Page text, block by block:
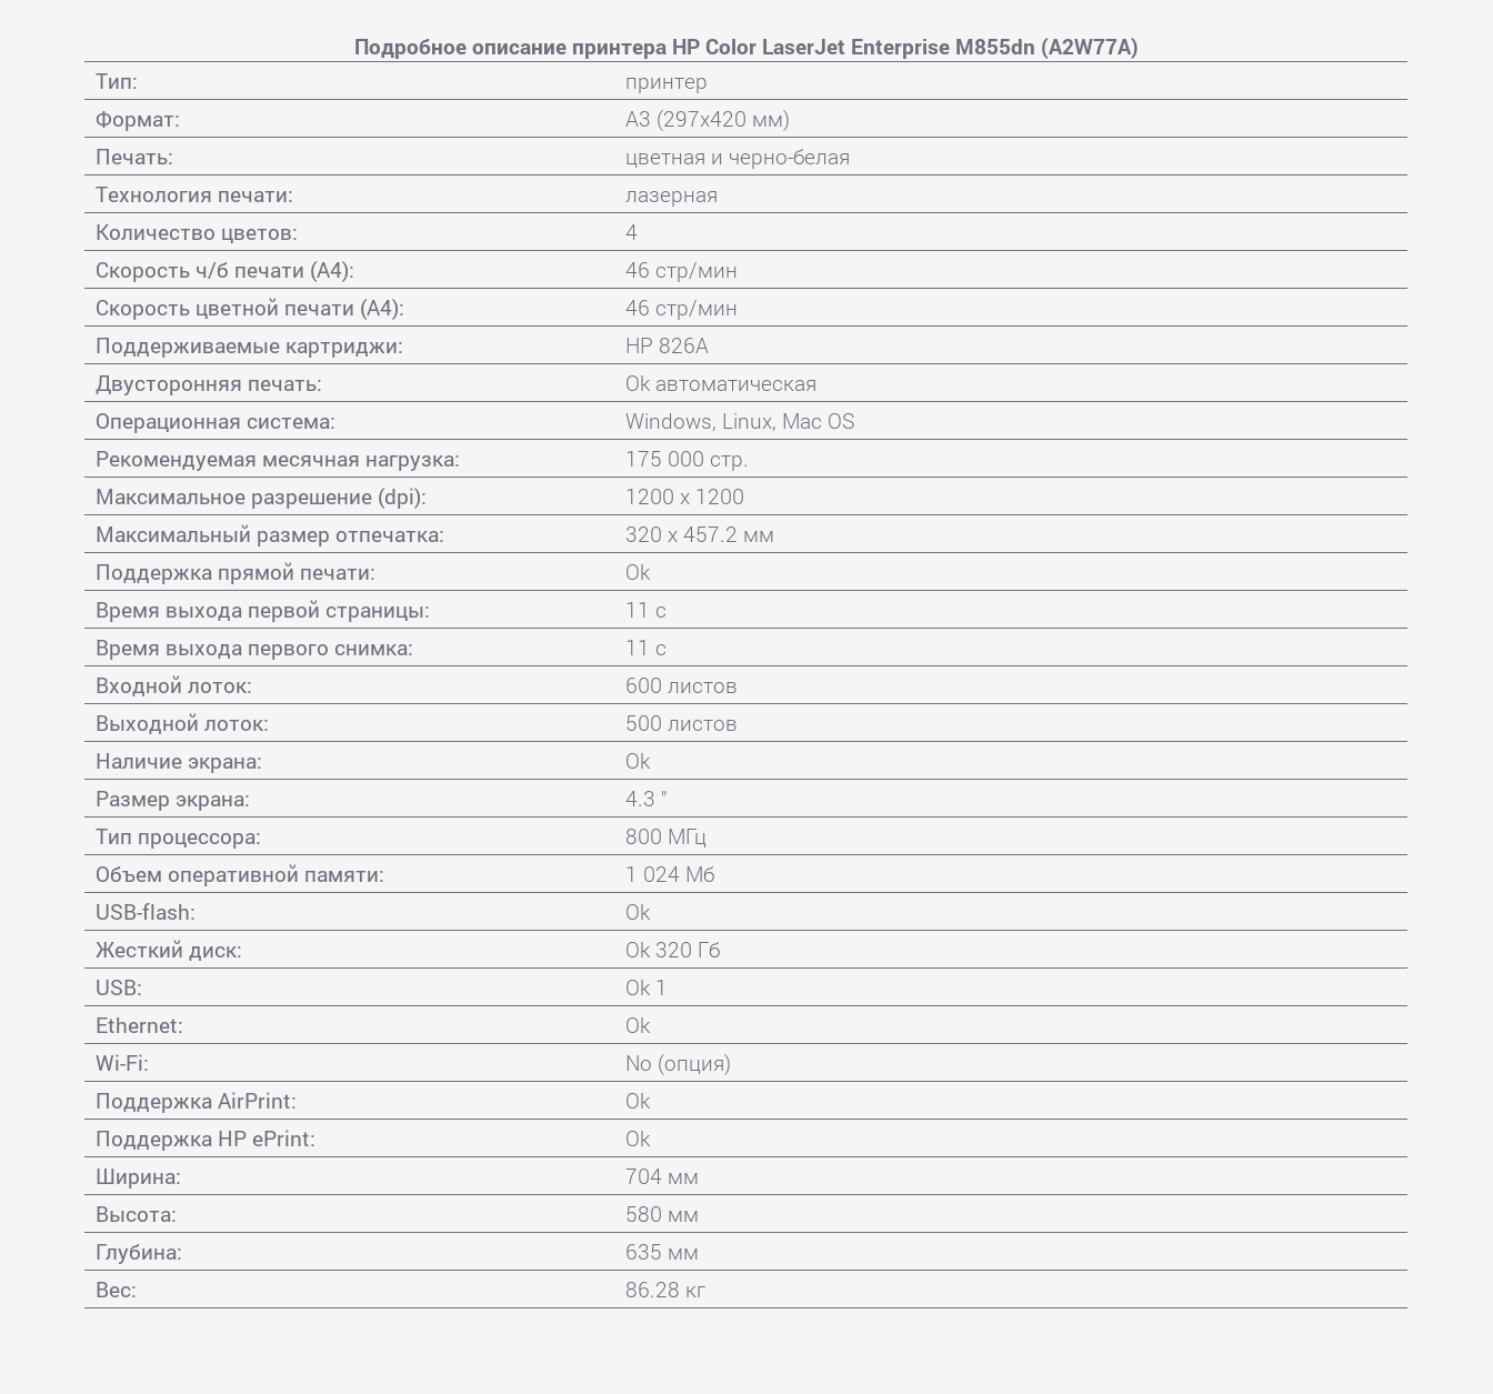
Подробное описание принтера HP Color LaserJet Enterprise M855dn (A2W77A)
Тип:
принтер
Формат:
A3 (297x420 мм)
Печать:
цветная и черно-белая
Технология печати:
лазерная
Количество цветов:
4
Скорость ч/б печати (А4):
46 стр/мин
Скорость цветной печати (А4):
46 стр/мин
Поддерживаемые картриджи:
HP 826A
Двусторонняя печать:
Ok автоматическая
Операционная система:
Windows, Linux, Mac OS
Рекомендуемая месячная нагрузка:
175 000 стр.
Максимальное разрешение (dpi):
1200 x 1200
Максимальный размер отпечатка:
320 x 457.2 мм
Поддержка прямой печати:
Ok
Время выхода первой страницы:
11 с
Время выхода первого снимка:
11 с
Входной лоток:
600 листов
Выходной лоток:
500 листов
Наличие экрана:
Ok
Размер экрана:
4.3 "
Тип процессора:
800 МГц
Объем оперативной памяти:
1 024 Мб
USB-flash:
Ok
Жесткий диск:
Ok 320 Гб
USB:
Ok 1
Ethernet:
Ok
Wi-Fi:
No (опция)
Поддержка AirPrint:
Ok
Поддержка HP ePrint:
Ok
Ширина:
704 мм
Высота:
580 мм
Глубина:
635 мм
Вес:
86.28 кг